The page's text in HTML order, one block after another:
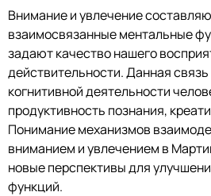
Внимание и увлечение
взаимосвязанные ментальные
задают качество нашего
действительности. Данная
когнитивной деятельности
продуктивность познания,
Понимание механизмов
вниманием и увлечением в
новые перспективы для
функций.